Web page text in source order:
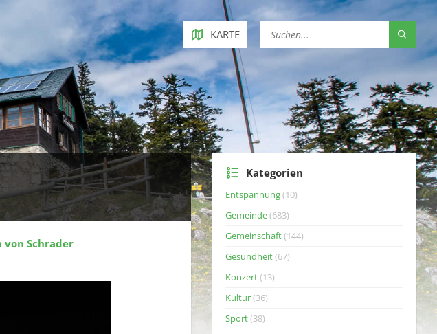
KARTE
Schrader
Kategorien
Entspannung(10)
Gemeinde(683)
Gemeinschaft(144)
Gesundheit(67)
Konzert(13)
Kultur(36)
Sport(38)